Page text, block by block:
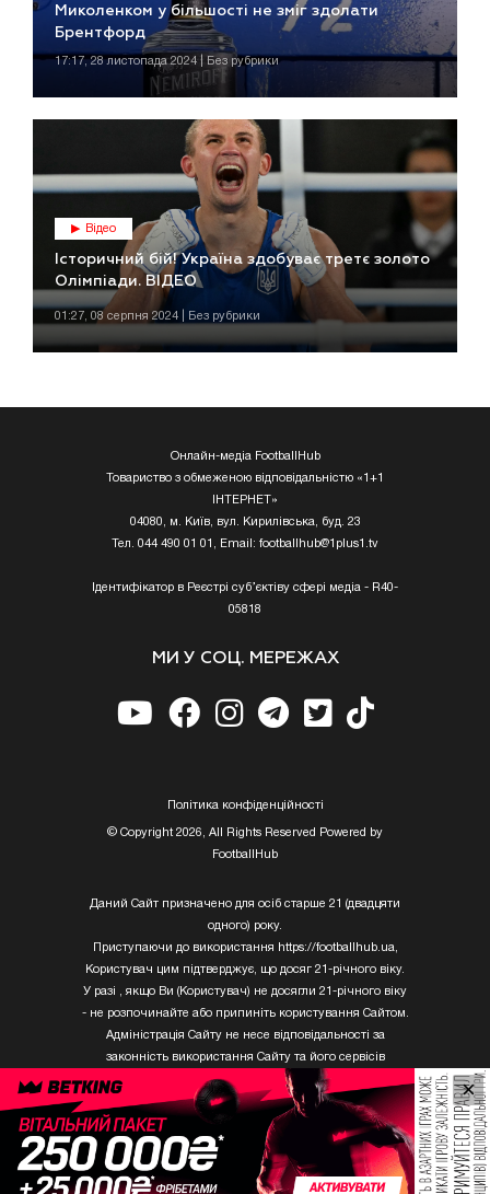
Миколенком у більшості не зміг здолати
Брентфорд
17:17, 28 листопада 2024 | Без рубрики
Відео
Історичний бій! Україна здобуває третє золото
Олімпіади. ВІДЕО
01:27, 08 серпня 2024 | Без рубрики
Онлайн-медіа FootballHub
Товариство з обмеженою відповідальністю «1+1
ІНТЕРНЕТ»
04080, м. Київ, вул. Кирилівська, буд. 23
Тел. 044 490 01 01, Email: footballhub@1plus1.tv
Ідентифікатор в Реєстрі суб’єктіву сфері медіа - R40-
05818
МИ У СОЦ. МЕРЕЖАХ
Полiтика конфiденцiйностi
© Copyright 2026, All Rights Reserved Powered by
FootballHub
Даний Сайт призначено для осіб старше 21 (двадцяти
одного) року.
Приступаючи до використання https://footballhub.ua,
Користувач цим підтверджує, що досяг 21-річного віку.
У разі , якщо Ви (Користувач) не досягли 21-річного віку
- не розпочинайте або припиніть користування Сайтом.
Адміністрація Сайту не несе відповідальності за
законність використання Сайту та його сервісів
Користувачем, який не досяг 21-річного віку.
Твори Getty Images, що розміщені на сайті, не можуть
бути використані третіми особами без письмового
дозволу ТОВ «ГЛОБАЛ ІМІДЖЕС ЮКРЕЙН.
×